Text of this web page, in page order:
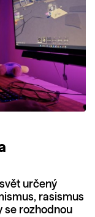
určený
rasismus
se rozhodnou